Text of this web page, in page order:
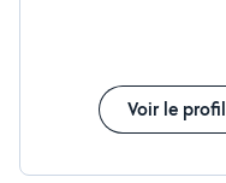
Voir le profil